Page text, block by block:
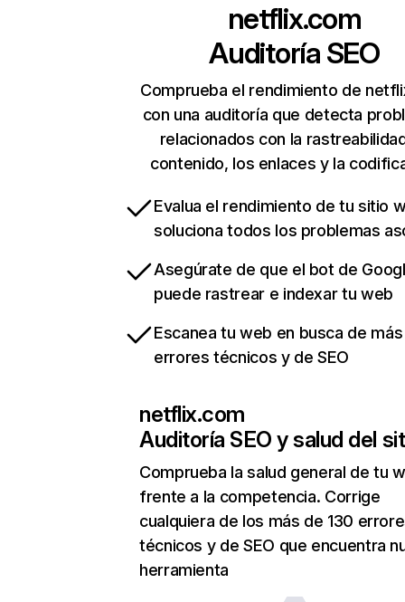
netflix.com
Auditoría SEO
Comprueba el rendimiento de
con una auditoría que detecta
relacionados con la
contenido, los enlaces y la
Evalua el rendimiento de tu sitio
soluciona todos los problemas
Asegúrate de que el bot de
puede rastrear e indexar tu web
Escanea tu web en busca de
errores técnicos y de SEO
netflix.com
Auditoría SEO y salud del
Comprueba la salud general de tu
frente a la competencia. Corrige
cualquiera de los más de 130
técnicos y de SEO que encuentra
herramienta